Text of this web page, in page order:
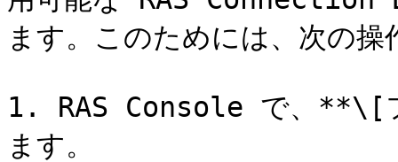
ます。このためには、次の操
1. RAS Console で、**\[
ます。